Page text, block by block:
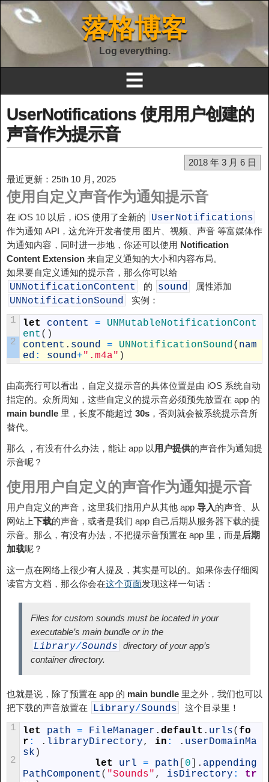
落格博客
Log everything.
☰
UserNotifications 使用用户创建的
声音作为提示音
2018 年 3 月 6 日
最近更新：25th 10 月, 2025
使用自定义声音作为通知提示音
在 iOS 10 以后，iOS 使用了全新的 UserNotifications
作为通知 API，这允许开发者使用 图片、视频、声音 等富媒体作
为通知内容，同时进一步地，你还可以使用 Notification
Content Extension 来自定义通知的大小和内容布局。
如果要自定义通知的提示音，那么你可以给
UNNotificationContent 的 sound 属性添加
UNNotificationSound 实例：
1
2
let content =
UNMutableNotificationCont
ent ( )
content . sound = UNNotificationSound( nam
ed : sound+".m4a" )
由高亮行可以看出，自定义提示音的具体位置是由 iOS 系统自动
指定的。众所周知，这些自定义的提示音必须预先放置在 app 的
main bundle 里，长度不能超过 30s ，否则就会被系统提示音所
替代。
那么 ，有没有什么办法，能让 app 以 用户提供的声音作为通知提
示音呢？
使用用户自定义的声音作为通知提示音
用户自定义的声音，这里我们指用户从其他 app 导入的声音、从
网站上下载的声音，或者是我们 app 自己后期从服务器下载的提
示音。那么，有没有办法，不把提示音预置在 app 里，而是后期
加载呢？
这一点在网络上很少有人提及，其实是可以的。如果你去仔细阅
读官方文档，那么你会在这个页面发现这样一句话：
Files for custom sounds must be located in your
executable’s main bundle or in the
Library/Sounds directory of your app’s
container directory.
也就是说，除了预置在 app 的 main bundle 里之外，我们也可以
把下载的声音放置在
Library/Sounds 这个目录里！
1
2
let path = FileManager . default . urls( fo
r : . libraryDirectory, in : . userDomainMa
sk )
let
url = path 0 . appending
PathComponent ( "Sounds" , isDirectory :
tr